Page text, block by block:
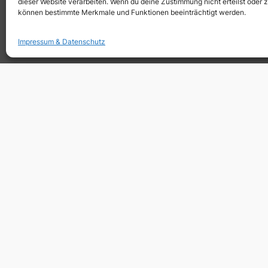
können bestimmte Merkmale und Funktionen beeinträchtigt werden.
Impressum & Datenschutz